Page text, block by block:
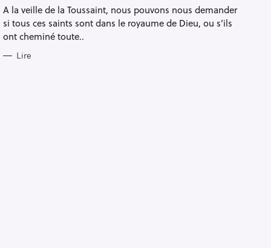
I
E
S
A la veille de la Toussaint, nous pouvons nous demander
si tous ces saints sont dans le royaume de Dieu, ou s’ils
ont cheminé toute..
Lire